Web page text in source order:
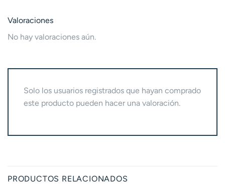
Valoraciones
No hay valoraciones aún.
Solo los usuarios registrados que hayan comprado
este producto pueden hacer una valoración.
PRODUCTOS RELACIONADOS